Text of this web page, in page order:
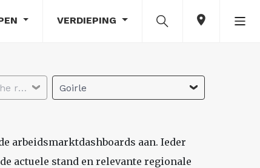
VERDIEPING
Selecteer economische regio Goirle
arbeidsmarktdashboards aan. Ieder
actuele stand en relevante regionale